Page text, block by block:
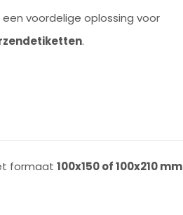
voordelige oplossing voor
.
formaat 100x150 of 100x210 mm